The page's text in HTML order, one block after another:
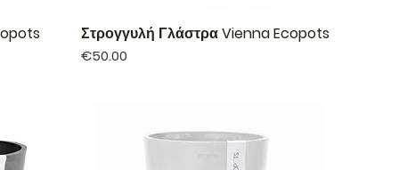
Στρογγυλή Γλάστρα Vienna Ecopots
Price
€50.00